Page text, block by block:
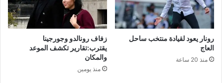
ق
ح
ا
ل
ة
رونار يعود لقيادة منتخب ساحل
العاج
منذ 20 ساعة
زفاف رونالدو وجورجينا
يقترب:تقارير تكشف الموعد
والمكان
منذ يومين